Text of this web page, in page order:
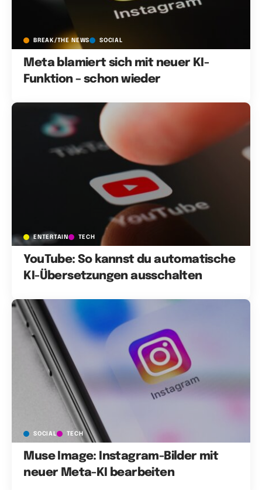
BREAK/THE NEWS SOCIAL
Meta blamiert sich mit neuer KI-
Funktion – schon wieder
ENTERTAIN TECH
YouTube: So kannst du automatische
KI-Übersetzungen ausschalten
SOCIAL TECH
Muse Image: Instagram-Bilder mit
neuer Meta-KI bearbeiten